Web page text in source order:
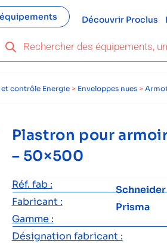
Découvrir Proclus
contrôle Energie > Enveloppes nues >
Plastron pour
– 50×500
Réf. fab :
Fabricant :
Schneider
Gamme :
Prisma
Désignation fabricant :